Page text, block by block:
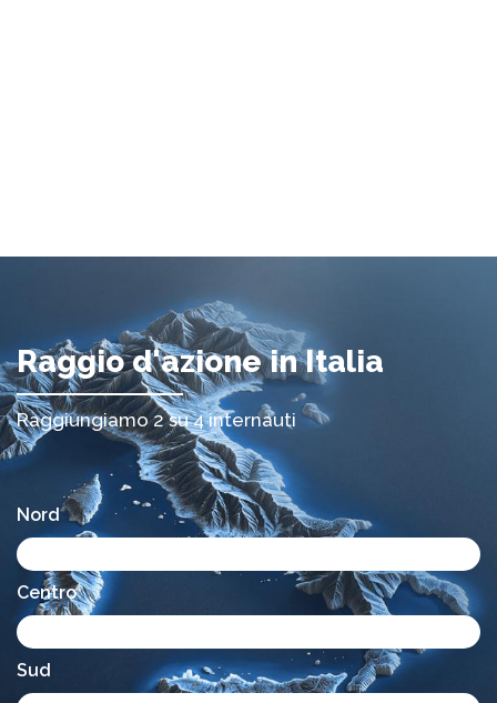
Raggio d'azione in Italia
Raggiungiamo 2 su 4 internauti
Nord
Centro
Sud